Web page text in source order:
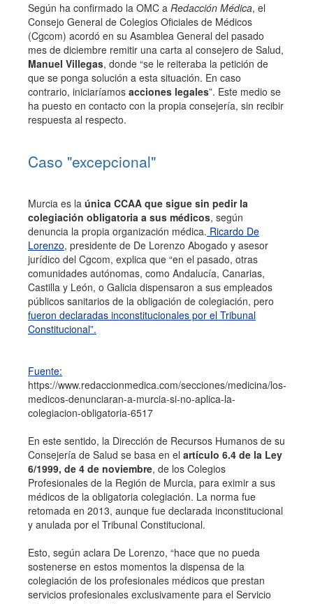
Según ha confirmado la OMC a Redacción Médica, el
Consejo General de Colegios Oficiales de Médicos
(Cgcom) acordó en su Asamblea General del pasado
mes de diciembre remitir una carta al consejero de Salud,
Manuel Villegas, donde “se le reiteraba la petición de
que se ponga solución a esta situación. En caso
contrario, iniciaríamos acciones legales”. Este medio se
ha puesto en contacto con la propia consejería, sin recibir
respuesta al respecto.
Caso "excepcional"
Murcia es la única CCAA que sigue sin pedir la
colegiación obligatoria a sus médicos, según
denuncia la propia organización médica. Ricardo De
Lorenzo, presidente de De Lorenzo Abogado y asesor
jurídico del Cgcom, explica que “en el pasado, otras
comunidades autónomas, como Andalucía, Canarias,
Castilla y León, o Galicia dispensaron a sus empleados
públicos sanitarios de la obligación de colegiación, pero
fueron declaradas inconstitucionales por el Tribunal
Constitucional”.
Fuente:
https://www.redaccionmedica.com/secciones/medicina/los-
medicos-denunciaran-a-murcia-si-no-aplica-la-
colegiacion-obligatoria-6517
En este sentido, la Dirección de Recursos Humanos de su
Consejería de Salud se basa en el artículo 6.4 de la Ley
6/1999, de 4 de noviembre, de los Colegios
Profesionales de la Región de Murcia, para eximir a sus
médicos de la obligatoria colegiación. La norma fue
retomada en 2013, aunque fue declarada inconstitucional
y anulada por el Tribunal Constitucional.
Esto, según aclara De Lorenzo, “hace que no pueda
sostenerse en estos momentos la dispensa de la
colegiación de los profesionales médicos que prestan
servicios profesionales exclusivamente para el Servicio